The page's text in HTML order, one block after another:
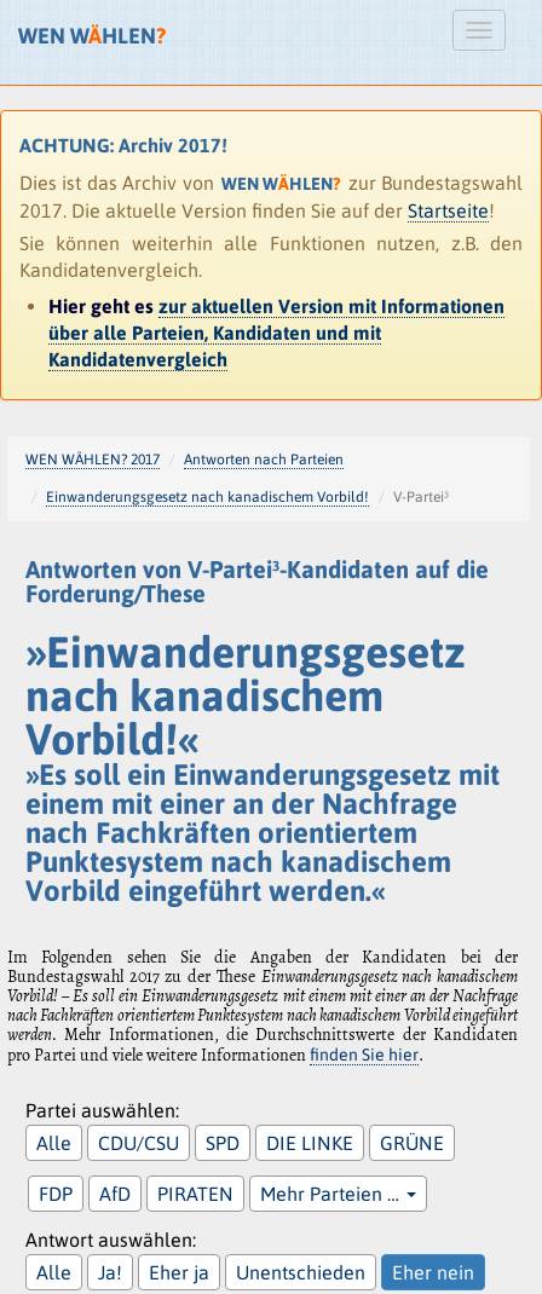
WEN WÄHLEN?
ACHTUNG: Archiv 2017!
Dies ist das Archiv von WEN WÄHLEN? zur Bundestagswahl
2017. Die aktuelle Version finden Sie auf der Startseite!
Sie können weiterhin alle Funktionen nutzen, z.B. den
Kandidatenvergleich.
Hier geht es zur aktuellen Version mit Informationen
über alle Parteien, Kandidaten und mit
Kandidatenvergleich
WEN WÄHLEN? 2017 Antworten nach Parteien
Einwanderungsgesetz nach kanadischem Vorbild! V-Partei³
Antworten von V-Partei³-Kandidaten auf die
Forderung/These
»Einwanderungsgesetz
nach kanadischem
Vorbild!«
»Es soll ein Einwanderungsgesetz mit
einem mit einer an der Nachfrage
nach Fachkräften orientiertem
Punktesystem nach kanadischem
Vorbild eingeführt werden.«
Im Folgenden sehen Sie die Angaben der Kandidaten bei der
Bundestagswahl 2017 zu der These Einwanderungsgesetz nach kanadischem
Vorbild! – Es soll ein Einwanderungsgesetz mit einem mit einer an der Nachfrage
nach Fachkräften orientiertem Punktesystem nach kanadischem Vorbild eingeführt
werden. Mehr Informationen, die Durchschnittswerte der Kandidaten
pro Partei und viele weitere Informationenfinden Sie hier.
Partei auswählen:
Alle
CDU/CSU SPD DIE LINKE GRÜNE
FDP AfD PIRATEN Mehr Parteien …
Antwort auswählen:
Alle
Ja! Eher ja Unentschieden Eher nein